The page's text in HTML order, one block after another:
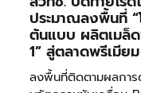
ประมาณลงพื้นที่ “
ต้นแบบ ผลิตเมล็ด
1” สู่ตลาดพรีเมียม
ลงพื้นที่ติดตามผลการด